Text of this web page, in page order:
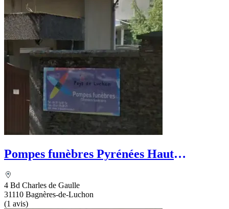
Pompes funèbres Pyrénées Haut
4 Bd Charles de Gaulle
31110 Bagnères-de-Luchon
(1 avis)